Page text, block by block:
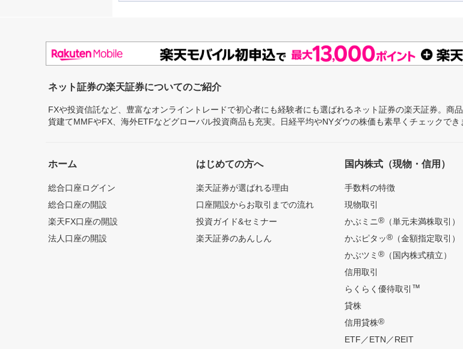
ネット証券の楽天証券についてのご紹介
FXや投資信託など、豊富なオンライントレードで初心者にも経験者にも選ばれるネット証券の楽天証券。
貨建てMMFやFX、海外ETFなどグローバル投資商品も充実。日経平均やNYダウの株価も素早くチェックでき
ホーム
総合口座ログイン
総合口座の開設
楽天FX口座の開設
法人口座の開設
はじめての方へ
楽天証券が選ばれる理由
口座開設からお取引までの流れ
投資ガイド&セミナー
楽天証券のあんしん
国内株式（現物・信用）
手数料の特徴
現物取引
かぶミニ®（単元未満株取引）
かぶピタッ®（金額指定取引）
かぶツミ ®（国内株式積立）
信用取引
らくらく優待取引 ™
貸株
信用貸株®
ETF／ETN／REIT